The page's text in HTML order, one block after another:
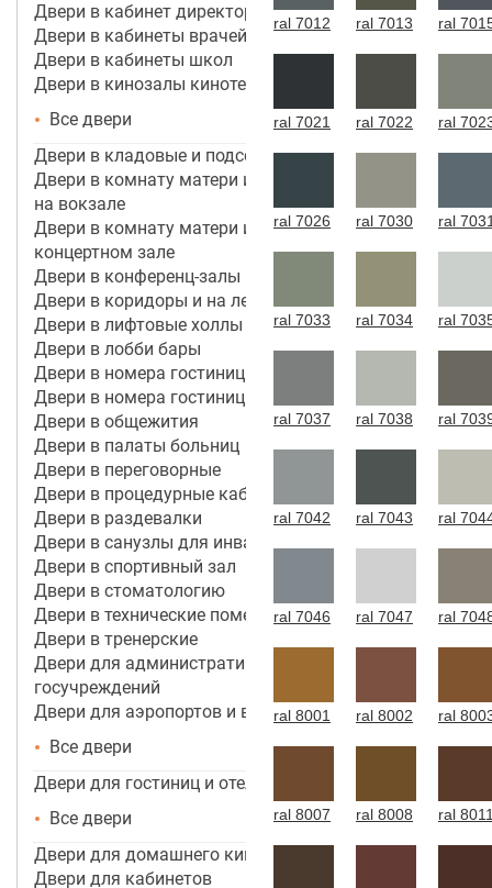
Двери в кабинет директора, руководителя
Двери в кабинеты врачей
Двери в кабинеты школ
Двери в кинозалы кинотеатров
Все двери
Двери в кладовые и подсобные помещения
Двери в комнату матери и ребенка в аэропорту,
на вокзале
Двери в комнату матери и ребенка в кинотеатре,
концертном зале
Двери в конференц-залы
Двери в коридоры и на лестничные марши
Двери в лифтовые холлы
Двери в лобби бары
Двери в номера гостиницы 3*
Двери в номера гостиницы 4*-5*
Двери в общежития
Двери в палаты больниц
Двери в переговорные
Двери в процедурные кабинеты
Двери в раздевалки
Двери в санузлы для инвалидов
Двери в спортивный зал
Двери в стоматологию
Двери в технические помещения
Двери в тренерские
Двери для административных зданий и
госучреждений
Двери для аэропортов и вокзалов
Все двери
Двери для гостиниц и отелей
Все двери
Двери для домашнего кинотеатра
Двери для кабинетов
ral 7012 ral 7013 ral
ral 7021 ral 7022 ral
ral 7026 ral 7030 ral
ral 7033 ral 7034 ral
ral 7037 ral 7038 ral
ral 7042 ral 7043 ral
ral 7046 ral 7047 ral
ral 8001 ral 8002 ral
ral 8007 ral 8008 ral